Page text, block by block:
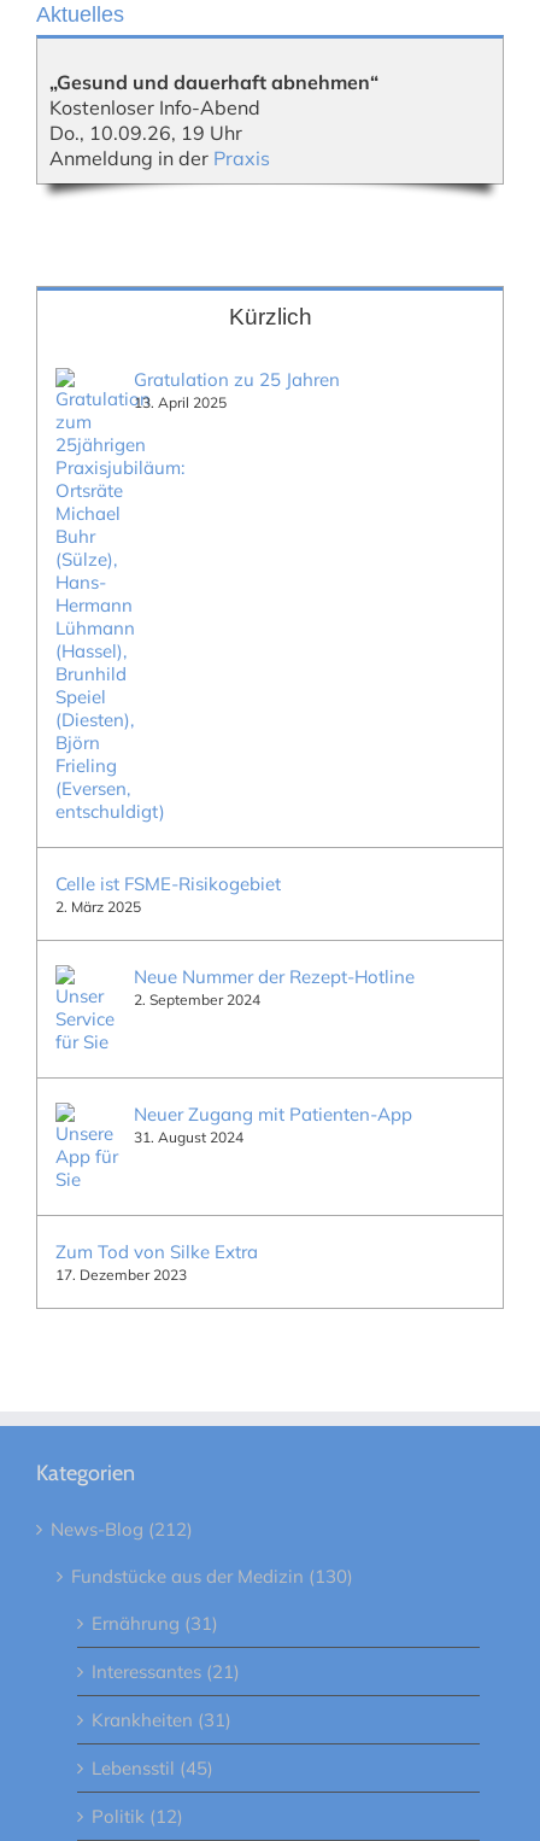
Aktuelles
„Gesund und dauerhaft abnehmen“
Kostenloser Info-Abend
Do., 10.09.26, 19 Uhr
Anmeldung in der Praxis
Kürzlich
Gratulation zu 25 Jahren
13. April 2025
Celle ist FSME-Risikogebiet
2. März 2025
Neue Nummer der Rezept-Hotline
2. September 2024
Neuer Zugang mit Patienten-App
31. August 2024
Zum Tod von Silke Extra
17. Dezember 2023
Kategorien
News-Blog (212)
Fundstücke aus der Medizin (130)
Ernährung (31)
Interessantes (21)
Krankheiten (31)
Lebensstil (45)
Politik (12)